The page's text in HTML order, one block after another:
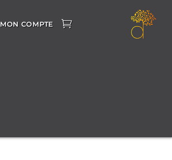
MON COMPTE